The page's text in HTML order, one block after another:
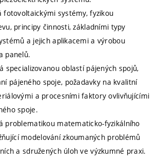
fotovoltaickými systémy, fyzikou
principy činnosti, základními typy
a jejich aplikacemi a výrobou
panelů.
specializovanou oblastí pájených spojů,
pájeného spoje, požadavky na kvalitní
a procesními faktory ovlivňujícími
spoje.
problematikou matematicko-fyzikálního
modelování zkoumaných problémů
a sdružených úloh ve výzkumné praxi.